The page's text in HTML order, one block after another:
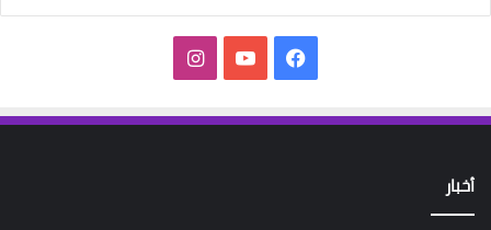
فيسبوك‫YouTubeانستقرام
أخبار